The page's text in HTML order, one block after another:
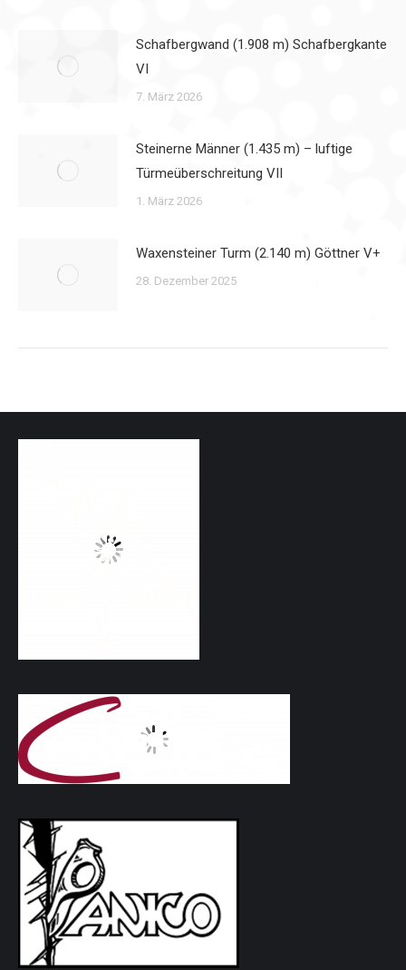
Schafbergwand (1.908 m) Schafbergkante
VI
7. März 2026
Steinerne Männer (1.435 m) – luftige
Türmeüberschreitung VII
1. März 2026
Waxensteiner Turm (2.140 m) Göttner V+
28. Dezember 2025